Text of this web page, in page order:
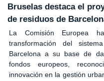
Bruselas destaca el
de residuos de
La Comisión Europea
transformación del
Barcelona a su base de
fondos europeos,
innovación en la gestión